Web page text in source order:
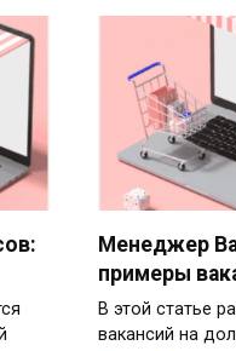
Менеджер
примеры
В этой статье
вакансий на